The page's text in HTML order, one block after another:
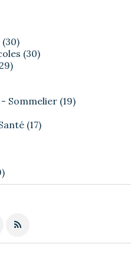
(30)
(30)
Sommelier (19)
(17)